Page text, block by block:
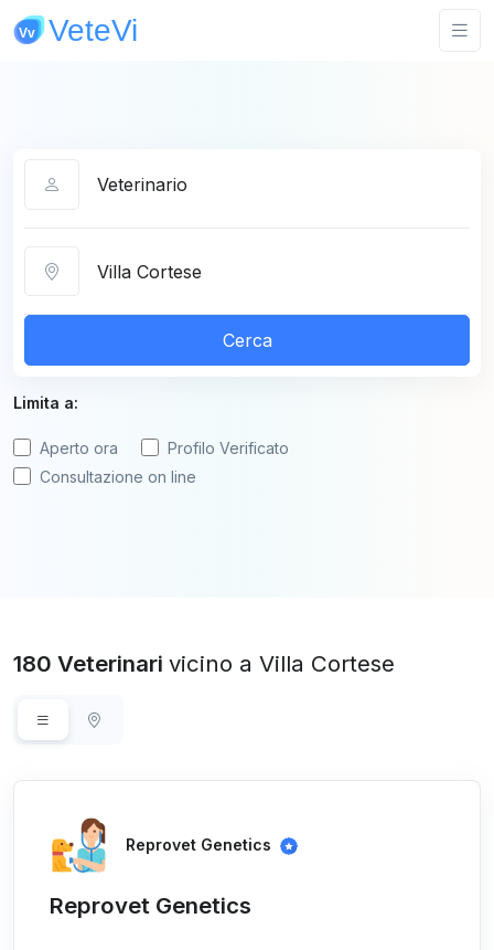
Cerca
Limita a:
Aperto ora
Profilo Verificato
Consultazione on line
180 Veterinari vicino a Villa Cortese
Reprovet Genetics
Reprovet Genetics